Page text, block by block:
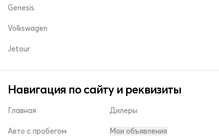
Genesis
Volkswagen
Jetour
Навигация по сайту и реквизиты
Главная
Авто с пробегом
Дилеры
Мои объявления